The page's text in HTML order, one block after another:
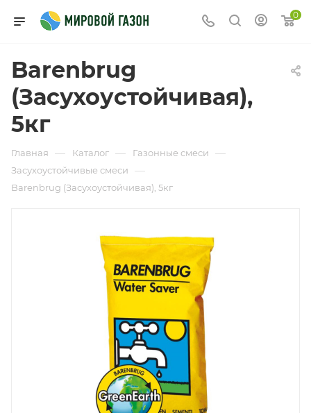
0
Barenbrug
(Засухоустойчивая),
5кг
Главная — Каталог — Газонные смеси —
Засухоустойчивые смеси —
Barenbrug (Засухоустойчивая), 5кг